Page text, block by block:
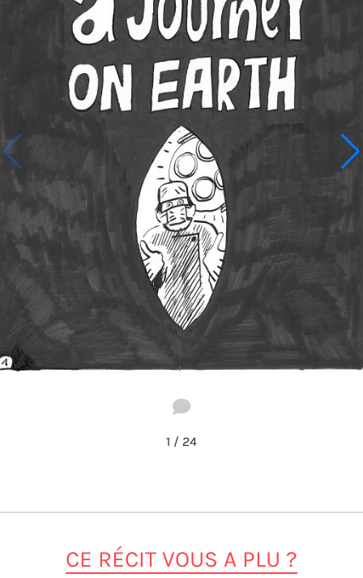
1 / 24
CE RÉCIT VOUS A PLU ?